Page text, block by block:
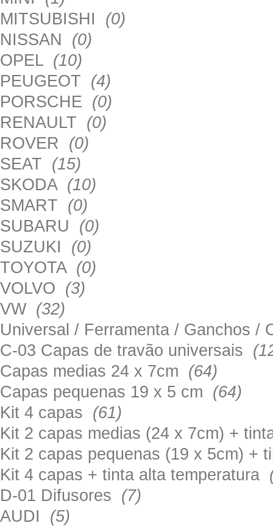
MITSUBISHI (0)
NISSAN (0)
OPEL (10)
PEUGEOT (4)
PORSCHE (0)
RENAULT (0)
ROVER (0)
SEAT (15)
SKODA (10)
SMART (0)
SUBARU (0)
SUZUKI (0)
TOYOTA (0)
VOLVO (3)
VW (32)
Universal / Ferramenta / Ganchos
C-03 Capas de travão universais
Capas medias 24 x 7cm (64)
Capas pequenas 19 x 5 cm (64)
Kit 4 capas (61)
Kit 2 capas medias (24 x 7cm) +
Kit 2 capas pequenas (19 x 5cm) +
Kit 4 capas + tinta alta temperatura
D-01 Difusores (7)
AUDI (5)